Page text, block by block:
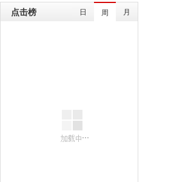
点击榜 日 周 月